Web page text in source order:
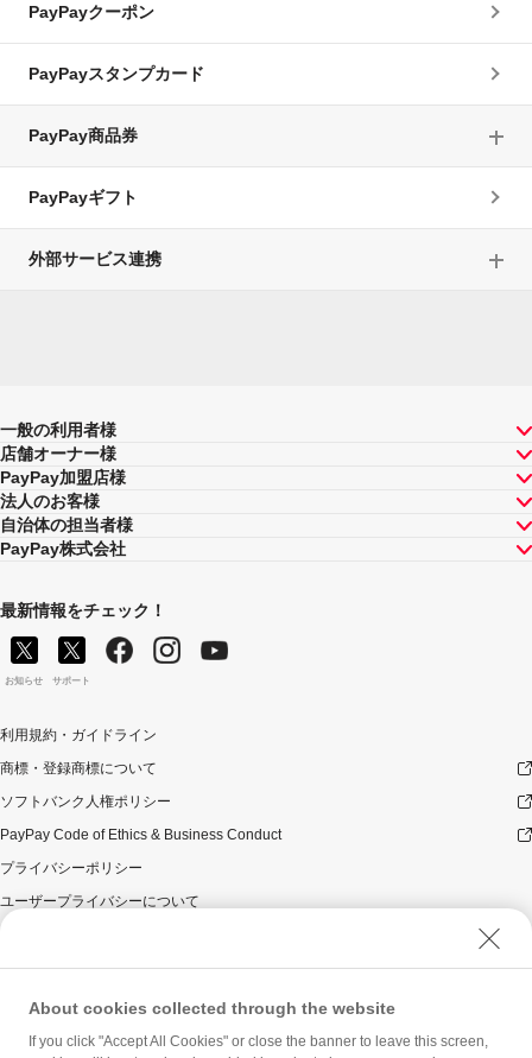
PayPayクーポン
PayPayスタンプカード
PayPay商品券
PayPayギフト
外部サービス連携
一般の利用者様
店舗オーナー様
PayPay加盟店様
法人のお客様
自治体の担当者様
PayPay株式会社
最新情報をチェック！
お知らせ サポート
利用規約・ガイドライン
商標・登録商標について
ソフトバンク人権ポリシー
PayPay Code of Ethics & Business Conduct
プライバシーポリシー
ユーザープライバシーについて
ウェブサイト利用規約
反社会的勢力に対する方針
勧誘方針
About cookies collected through the website
If you click "Accept All Cookies" or close the banner to leave this screen,